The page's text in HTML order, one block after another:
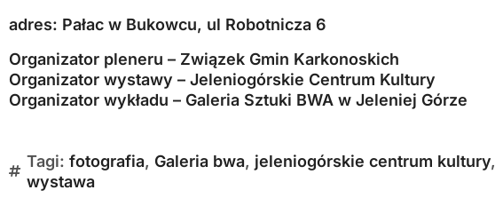
adres: Pałac w Bukowcu, ul Robotnicza 6
Organizator pleneru – Związek Gmin Karkonoskich
Organizator wystawy – Jeleniogórskie Centrum Kultury
Organizator wykładu – Galeria Sztuki BWA w Jeleniej Górze
Tagi: fotografia, Galeria bwa, jeleniogórskie centrum kultury,
wystawa